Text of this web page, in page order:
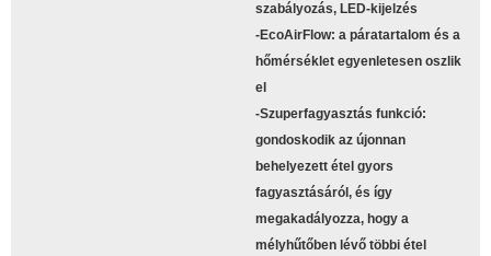
szabályozás, LED-kijelzés
-EcoAirFlow: a páratartalom és a
hőmérséklet egyenletesen oszlik
el
-Szuperfagyasztás funkció:
gondoskodik az újonnan
behelyezett étel gyors
fagyasztásáról, és így
megakadályozza, hogy a
mélyhűtőben lévő többi étel